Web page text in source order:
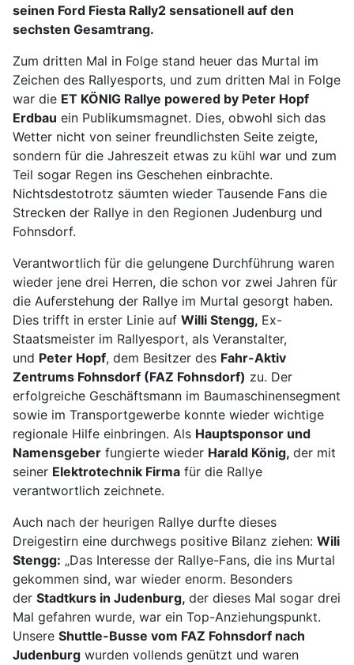
seinen Ford Fiesta Rally2 sensationell auf den
sechsten Gesamtrang.
Zum dritten Mal in Folge stand heuer das Murtal im
Zeichen des Rallyesports, und zum dritten Mal in Folge
war die ET KÖNIG Rallye powered by Peter Hopf
Erdbau ein Publikumsmagnet. Dies, obwohl sich das
Wetter nicht von seiner freundlichsten Seite zeigte,
sondern für die Jahreszeit etwas zu kühl war und zum
Teil sogar Regen ins Geschehen einbrachte.
Nichtsdestotrotz säumten wieder Tausende Fans die
Strecken der Rallye in den Regionen Judenburg und
Fohnsdorf.
Verantwortlich für die gelungene Durchführung waren
wieder jene drei Herren, die schon vor zwei Jahren für
die Auferstehung der Rallye im Murtal gesorgt haben.
Dies trifft in erster Linie auf Willi Stengg, Ex-
Staatsmeister im Rallyesport, als Veranstalter,
und Peter Hopf, dem Besitzer des Fahr-Aktiv
Zentrums Fohnsdorf (FAZ Fohnsdorf) zu. Der
erfolgreiche Geschäftsmann im Baumaschinensegment
sowie im Transportgewerbe konnte wieder wichtige
regionale Hilfe einbringen. Als Hauptsponsor und
Namensgeber fungierte wieder Harald König, der mit
seiner Elektrotechnik Firma für die Rallye
verantwortlich zeichnete.
Auch nach der heurigen Rallye durfte dieses
Dreigestirn eine durchwegs positive Bilanz ziehen: Wili
Stengg: „Das Interesse der Rallye-Fans, die ins Murtal
gekommen sind, war wieder enorm. Besonders
der Stadtkurs in Judenburg, der dieses Mal sogar drei
Mal gefahren wurde, war ein Top-Anziehungspunkt.
Unsere Shuttle-Busse vom FAZ Fohnsdorf nach
Judenburg wurden vollends genützt und waren